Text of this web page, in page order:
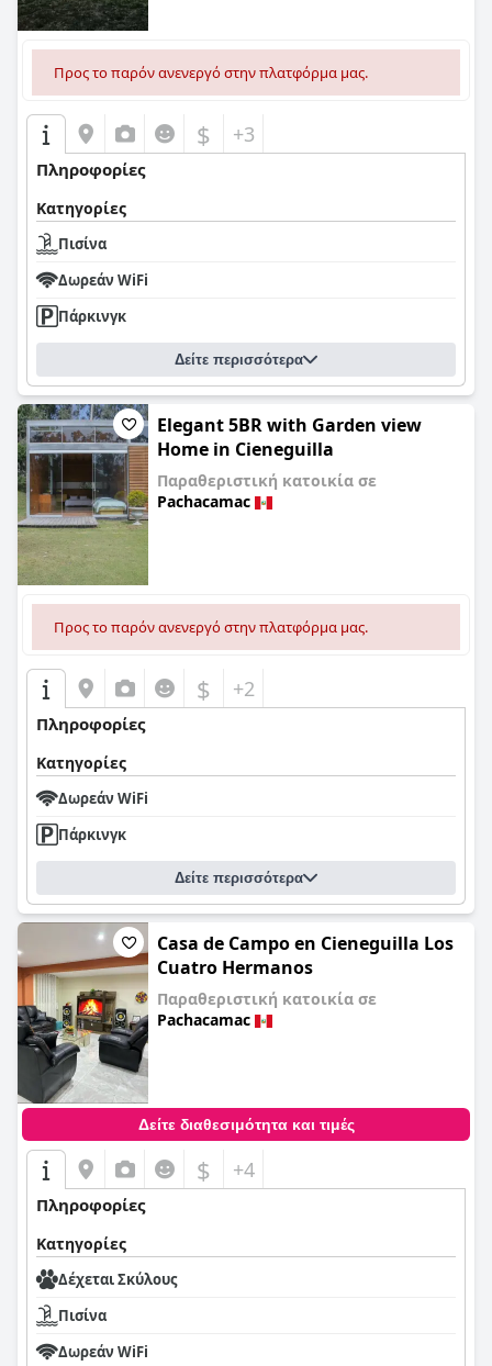
Προς το παρόν ανενεργό στην πλατφόρμα μας.
$ +3
Πληροφορίες
Κατηγορίες
Πισίνα
Δωρεάν WiFi
Πάρκινγκ
Δείτε περισσότερα
Elegant 5BR with Garden view
Home in Cieneguilla
Παραθεριστική κατοικία σε
Pachacamac
Προς το παρόν ανενεργό στην πλατφόρμα μας.
$ +2
Πληροφορίες
Κατηγορίες
Δωρεάν WiFi
Πάρκινγκ
Δείτε περισσότερα
Casa de Campo en Cieneguilla Los
Cuatro Hermanos
Παραθεριστική κατοικία σε
Pachacamac
Δείτε διαθεσιμότητα και τιμές
$ +4
Πληροφορίες
Κατηγορίες
Δέχεται Σκύλους
Πισίνα
Δωρεάν WiFi